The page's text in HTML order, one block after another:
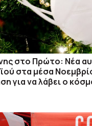
στο Πρώτο: Νέα
στα μέσα
για να λάβει ο